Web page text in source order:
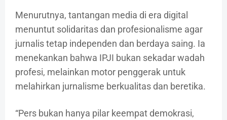
Menurutnya, tantangan media di era digital
menuntut solidaritas dan profesionalisme agar
jurnalis tetap independen dan berdaya saing. Ia
menekankan bahwa IPJI bukan sekadar wadah
profesi, melainkan motor penggerak untuk
melahirkan jurnalisme berkualitas dan beretika.
“Pers bukan hanya pilar keempat demokrasi,